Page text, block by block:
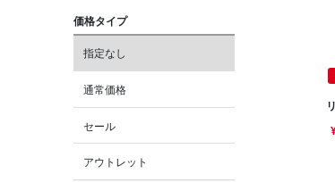
価格タイプ
指定なし
通常価格
セール
アウトレット